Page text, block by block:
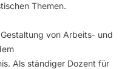
Themen.
von Arbeits- und
Als ständiger Dozent für